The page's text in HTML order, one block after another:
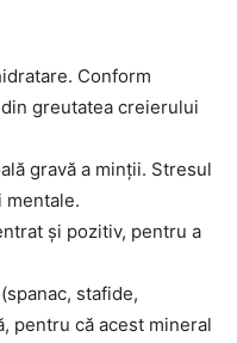
Conform
greutatea creierului
gravă a minții. Stresul
mentale.
și pozitiv, pentru a
(spanac, stafide,
pentru că acest mineral